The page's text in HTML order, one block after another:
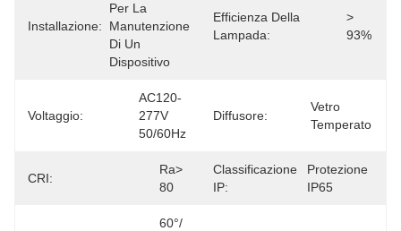
Installazione:
Per La
Manutenzione
Di Un
Dispositivo
Efficienza Della
Lampada:
>
93%
Voltaggio:
AC120-
277V
50/60Hz
Diffusore:
Vetro
Temperato
CRI:
Ra>
80
Classificazione
IP:
Protezione
IP65
60°/